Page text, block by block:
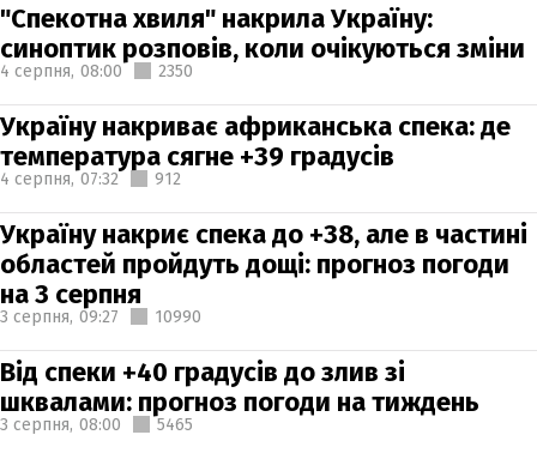
"Спекотна хвиля" накрила Україну:
синоптик розповів, коли очікуються зміни
4 серпня, 08:00 2350
Україну накриває африканська спека: де
температура сягне +39 градусів
4 серпня, 07:32 912
Україну накриє спека до +38, але в частині
областей пройдуть дощі: прогноз погоди
на 3 серпня
3 серпня, 09:27 10990
Від спеки +40 градусів до злив зі
шквалами: прогноз погоди на тиждень
3 серпня, 08:00 5465